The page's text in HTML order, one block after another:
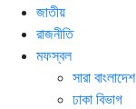
জাতীয়
রাজনীতি
মফস্বল
সারা বাংলাদেশ
ঢাকা বিভাগ